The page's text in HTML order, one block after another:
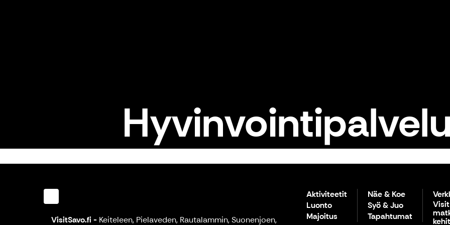
VisitSavo.fi- Keiteleen, Pielaveden, Rautalammin, Suonenjoen,
Aktiviteetit
Luonto
Majoitus
Näe & Koe
Syö & Juo
Tapahtumat